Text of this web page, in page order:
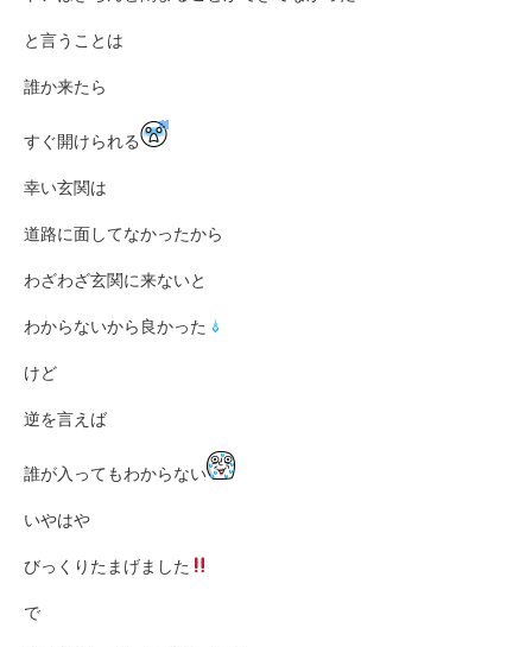
と言うことは
誰か来たら
すぐ開けられる
幸い玄関は
道路に面してなかったから
わざわざ玄関に来ないと
わからないから良かった
けど
逆を言えば
誰が入ってもわからない
いやはや
びっくりたまげました
で